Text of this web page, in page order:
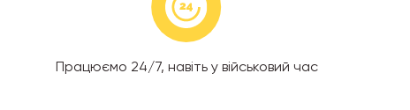
Працюємо 24/7, навіть у військовий час